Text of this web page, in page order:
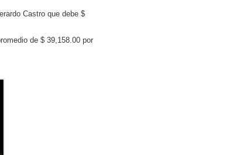
Castro que debe $
de $ 39,158.00 por